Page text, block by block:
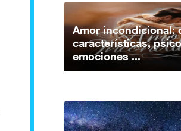
Amor incondicional:
características,
emociones ...